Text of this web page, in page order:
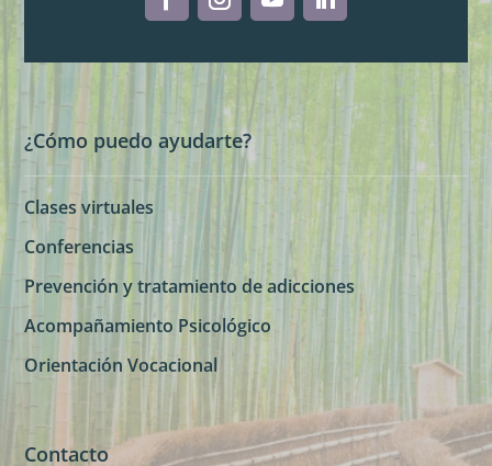
¿Cómo puedo ayudarte?
Clases virtuales
Conferencias
Prevención y tratamiento de adicciones
Acompañamiento Psicológico
Orientación Vocacional
Contacto